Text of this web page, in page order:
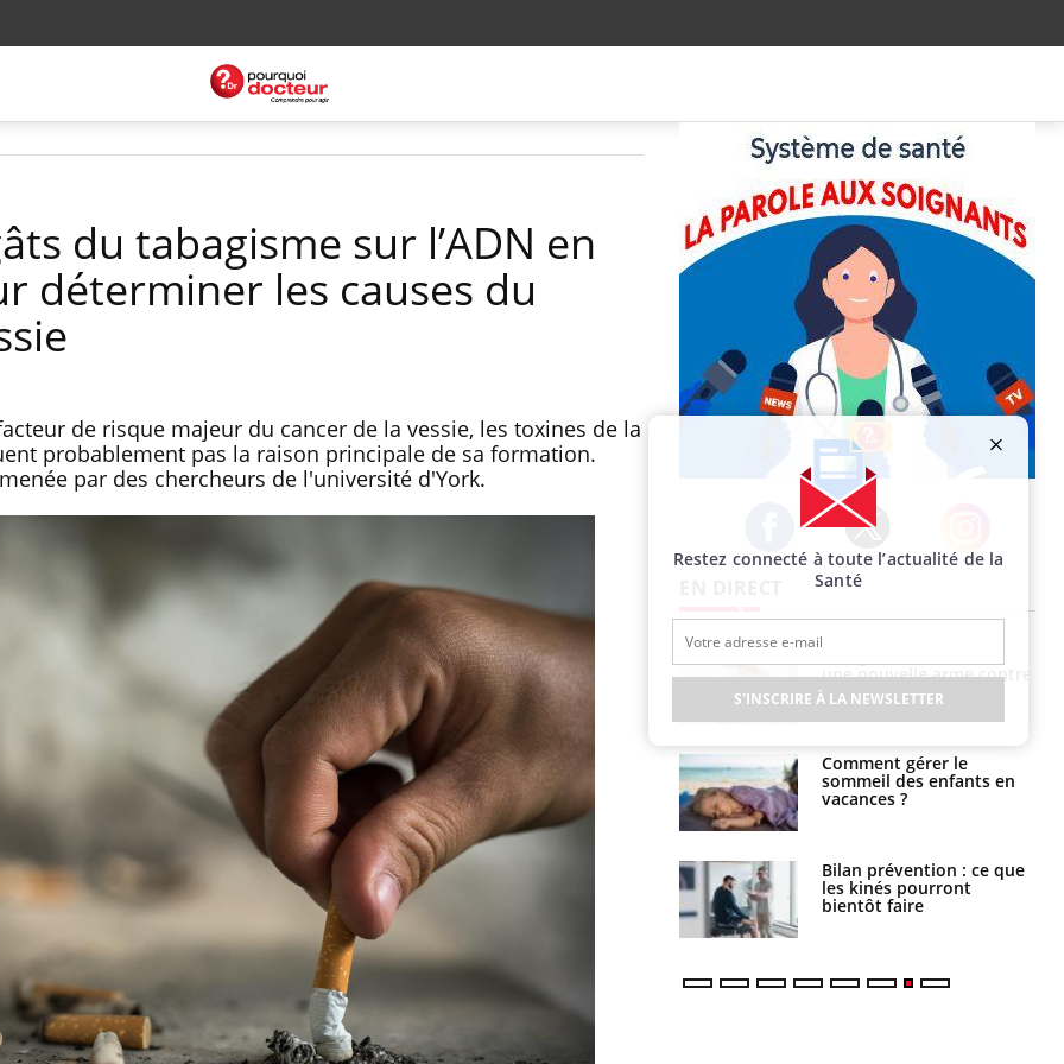
du tabagisme sur l’ADN en
déterminer les causes du
de risque majeur du cancer de la vessie, les toxines de la
probablement pas la raison principale de sa formation.
par des chercheurs de l'université d'York.
Facebook Twitter Instagram
Mordue par une tique en
vacances, elle reste dans
le coma pendant 42 jours
Mordue par un
barracuda, une petite fille
secourue grâce à un
réflexe essentiel
Légionellose en Suisse :
quelle est l’origine de la
contamination ?
une nouvelle arme contre
les réactions sévères
Comment gérer le
sommeil des enfants en
vacances ?
Bilan prévention : ce que
les kinés pourront
bientôt faire
traitement autorisé aux
États-Unis ?
Cerveau : le mystère de la
"madeleine de Proust"
enfin expliqué
Intolérance au gluten : les
nouvelles
recommandations de la
Restez connecté à toute l’actualité de la
Santé
S'INSCRIRE À LA NEWSLETTER